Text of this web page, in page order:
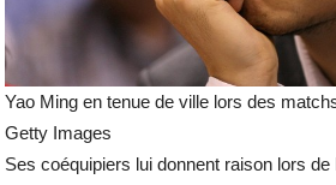
Yao Ming en tenue de ville lors des
Getty Images
Ses coéquipiers lui donnent raison lors de